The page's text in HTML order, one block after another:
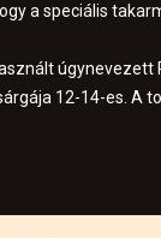
a speciális
úgynevezett
12-14-es. A